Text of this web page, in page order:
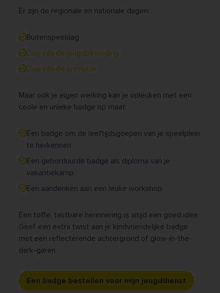
Er zijn de regionale en nationale dagen:
Buitenspeeldag
Dag van de jeugdbeweging
Dag van de animator
Maar ook je eigen werking kan je opleuken met een
coole en unieke badge op maat:
Een badge om de leeftijdsgoepen van je speelplein
te herkennen
Een geborduurde badge als diploma van je
vakantiekamp
Een aandenken aan een leuke workshop
Een toffe, tastbare herinnering is altijd een goed idee.
Geef een extra twist aan je kindvriendelijke badge
met een reflecterende achtergrond of glow-in-the-
dark-garen.
Een badge bestellen voor mijn jeugddienst